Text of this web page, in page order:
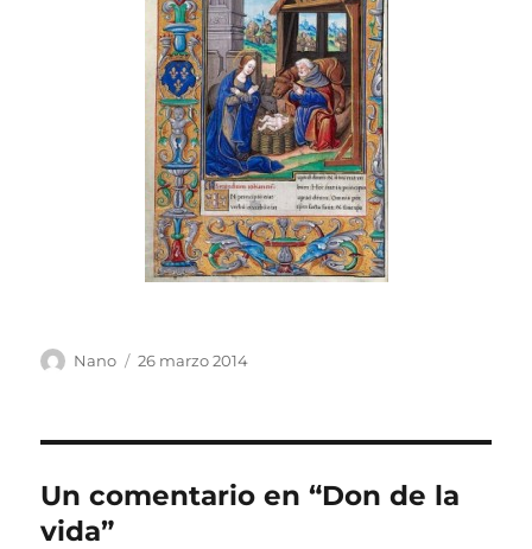
Autor
Nano
Publicado
26 marzo 2014
Un comentario en “Don de la
vida”